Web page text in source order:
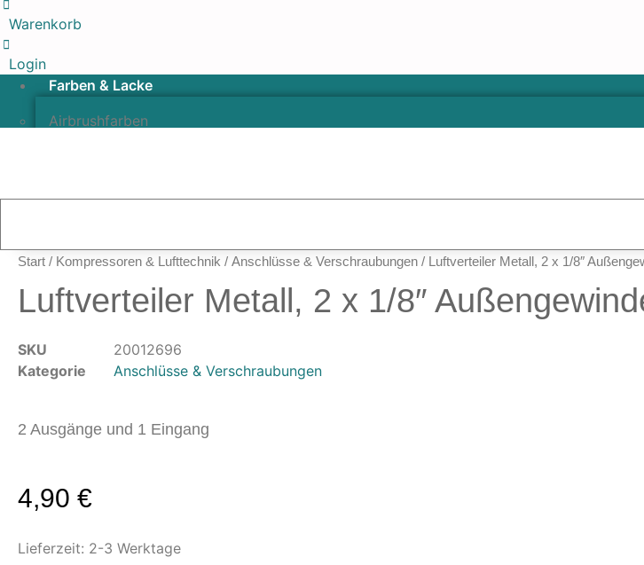
Warenkorb
Login
Farben & Lacke
Airbrushfarben
Airbrushpistolen & Zubehör
Airbrush-Pistolen
Ersatzteile & Tuning
Kompressoren & Lufttechnik
Schläuche & Kupplungen
Luftfilter & Druckregler
Pinsel & Stifte
Start / Kompressoren & Lufttechnik / Anschlüsse & Verschraubungen / Luftverteiler Metall, 2 x 1/8″
Luftverteiler Metall, 2 x 1/8″
SKU
20012696
Kategorie
Anschlüsse & Verschraubungen
2 Ausgänge und 1 Eingang
4,90 €
Lieferzeit: 2-3 Werktage